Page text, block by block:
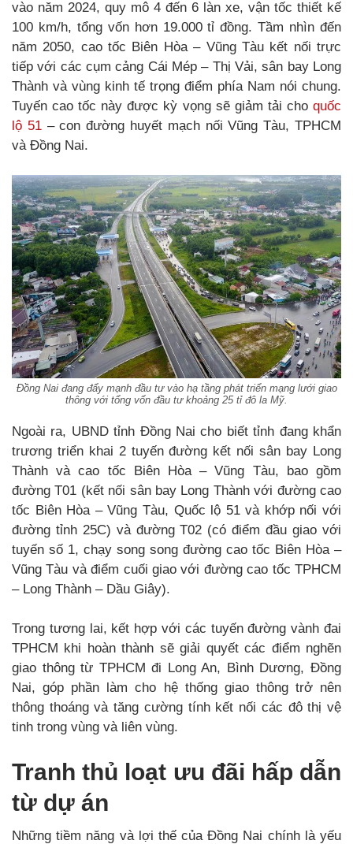
vào năm 2024, quy mô 4 đến 6 làn xe, vận tốc thiết kế
100 km/h, tổng vốn hơn 19.000 tỉ đồng. Tầm nhìn đến
năm 2050, cao tốc Biên Hòa – Vũng Tàu kết nối trực
tiếp với các cụm cảng Cái Mép – Thị Vải, sân bay Long
Thành và vùng kinh tế trọng điểm phía Nam nói chung.
Tuyến cao tốc này được kỳ vọng sẽ giảm tải cho quốc
lộ 51– con đường huyết mạch nối Vũng Tàu, TPHCM
và Đồng Nai.
Đồng Nai đang đẩy mạnh đầu tư vào hạ tầng phát triển mạng lưới giao
thông với tổng vốn đầu tư khoảng 25 tỉ đô la Mỹ.
Ngoài ra, UBND tỉnh Đồng Nai cho biết tỉnh đang khẩn
trương triển khai 2 tuyến đường kết nối sân bay Long
Thành và cao tốc Biên Hòa – Vũng Tàu, bao gồm
đường T01 (kết nối sân bay Long Thành với đường cao
tốc Biên Hòa – Vũng Tàu, Quốc lộ 51 và khớp nối với
đường tỉnh 25C) và đường T02 (có điểm đầu giao với
tuyến số 1, chạy song song đường cao tốc Biên Hòa –
Vũng Tàu và điểm cuối giao với đường cao tốc TPHCM
– Long Thành – Dầu Giây).
Trong tương lai, kết hợp với các tuyến đường vành đai
TPHCM khi hoàn thành sẽ giải quyết các điểm nghẽn
giao thông từ TPHCM đi Long An, Bình Dương, Đồng
Nai, góp phần làm cho hệ thống giao thông trở nên
thông thoáng và tăng cường tính kết nối các đô thị vệ
tinh trong vùng và liên vùng.
Tranh thủ loạt ưu đãi hấp dẫn
từ dự án
Những tiềm năng và lợi thế của Đồng Nai chính là yếu